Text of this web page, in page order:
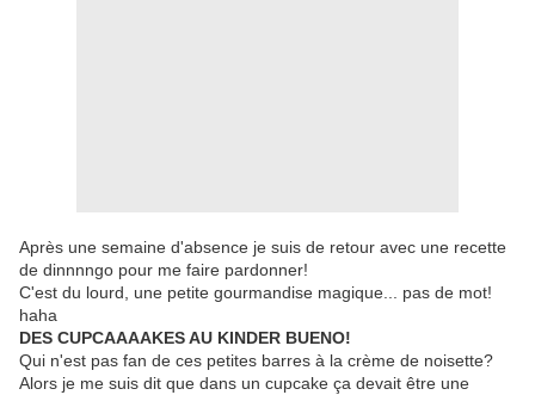
Après une semaine d'absence je suis de retour avec une recette
de dinnnngo pour me faire pardonner!
C'est du lourd, une petite gourmandise magique... pas de mot!
haha
DES CUPCAAAAKES AU KINDER BUENO!
Qui n'est pas fan de ces petites barres à la crème de noisette?
Alors je me suis dit que dans un cupcake ça devait être une